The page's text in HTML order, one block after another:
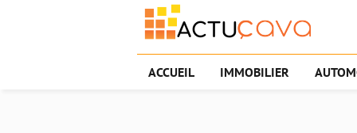
ACCUEIL IMMOBILIER